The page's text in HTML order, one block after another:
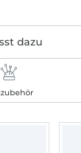
meinem
sie in den
dazu